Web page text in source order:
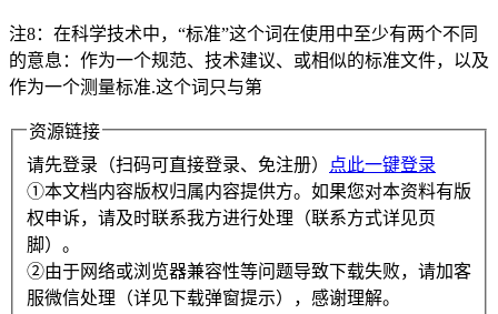
注8：在科学技术中，“标准”这个词在使用中至少有两个不同
的意息：作为一个规范、技术建议、或相似的标准文件，以及
作为一个测量标准.这个词只与第
资源链接
请先登录（扫码可直接登录、免注册）
点此一键登录
①本文档内容版权归属内容提供方。如果您对本资料有版
权申诉，请及时联系我方进行处理（联系方式详见页
脚）。
②由于网络或浏览器兼容性等问题导致下载失败，请加客
服微信处理（详见下载弹窗提示），感谢理解。